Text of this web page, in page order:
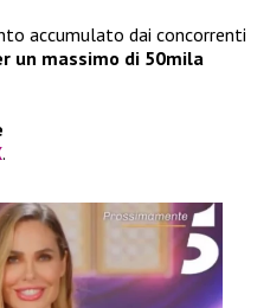
accumulato dai concorrenti
un massimo di 50mila
.